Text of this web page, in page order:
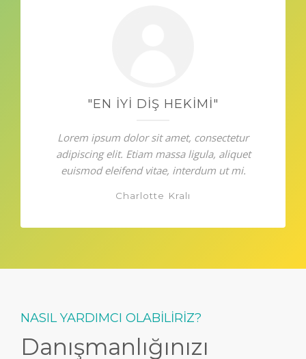
"EN İYI DIŞ HEKIMI"
Lorem ipsum dolor sit amet, consectetur
adipiscing elit. Etiam massa ligula, aliquet
euismod eleifend vitae, interdum ut mi.
Charlotte Kralı
NASIL YARDIMCI OLABİLİRİZ?
Danışmanlığınızı